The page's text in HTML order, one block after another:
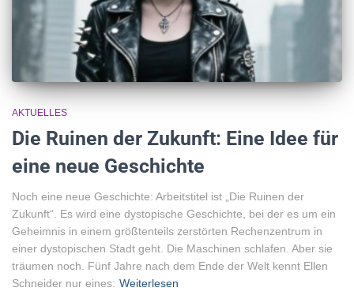
AKTUELLES
Die Ruinen der Zukunft: Eine Idee für
eine neue Geschichte
Noch eine neue Geschichte: Arbeitstitel ist „Die Ruinen der
Zukunft“. Es wird eine dystopische Geschichte, bei der es um ein
Geheimnis in einem größtenteils zerstörten Rechenzentrum in
einer dystopischen Stadt geht. Die Maschinen schlafen. Aber sie
träumen noch. Fünf Jahre nach dem Ende der Welt kennt Ellen
Schneider nur eines: Weiterlesen